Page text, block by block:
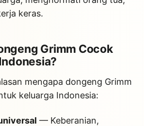
keras.
Grimm Cocok
mengapa dongeng Grimm
keluarga Indonesia:
— Keberanian,